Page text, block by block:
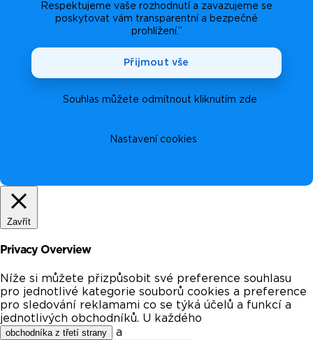
Respektujeme vaše rozhodnutí a zavazujeme se
poskytovat vám transparentní a bezpečné
prohlížení.”
Nastavení cookies
Souhlas můžete odmítnout kliknutím zde
Přijmout vše
Zavřít
Privacy Overview
Níže si můžete přizpůsobit své preference souhlasu
pro jednotlivé kategorie souborů cookies a preference
pro sledování reklamami co se týká účelů a funkcí a
jednotlivých obchodníků. U každého
obchodníka z třetí strany a